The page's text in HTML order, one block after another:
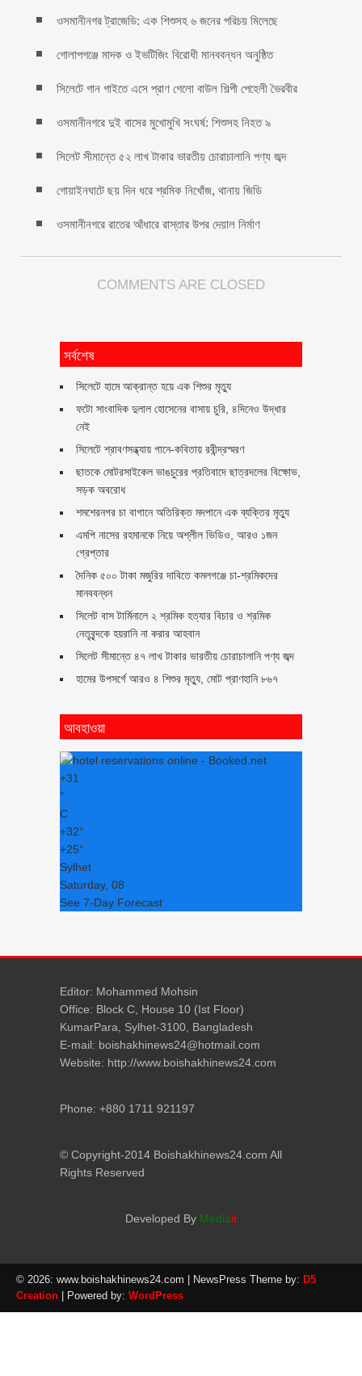
ওসমানীনগর ট্রাজেডি: এক শিশুসহ ৬ জনের পরিচয় মিলেছে
গোলাপগঞ্জে মাদক ও ইভটিজিং বিরোধী মানববন্ধন অনুষ্ঠিত
সিলেটে গান গাইতে এসে প্রাণ গেলো বাউল শিল্পী পেহেলী ভৈরবীর
ওসমানীনগরে দুই বাসের মুখোমুখি সংঘর্ষ: শিশুসহ নিহত ৯
সিলেট সীমান্তে ৫২ লাখ টাকার ভারতীয় চোরাচালানি পণ্য জব্দ
গোয়াইনঘাটে ছয় দিন ধরে শ্রমিক নিখোঁজ, থানায় জিডি
ওসমানীনগরে রাতের আঁধারে রাস্তার উপর দেয়াল নির্মাণ
COMMENTS ARE CLOSED
সর্বশেষ
সিলেটে হামে আক্রান্ত হয়ে এক শিশুর মৃত্যু
ফটো সাংবাদিক দুলাল হোসেনের বাসায় চুরি, ৪দিনেও উদ্ধার
নেই
সিলেটে শ্রাবণসন্ধ্যায় গানে-কবিতায় রবীন্দ্রস্মরণ
ছাতকে মোটরসাইকেল ভাঙচুরের প্রতিবাদে ছাত্রদলের বিক্ষোভ,
সড়ক অবরোধ
শমশেরনগর চা বাগানে অতিরিক্ত মদপানে এক ব্যক্তির মৃত্যু
এমপি নাসের রহমানকে নিয়ে অশ্লীল ভিডিও, আরও ১জন
গ্রেপ্তার
দৈনিক ৫০০ টাকা মজুরির দাবিতে কমলগঞ্জে চা-শ্রমিকদের
মানববন্ধন
সিলেট বাস টার্মিনালে ২ শ্রমিক হত্যার বিচার ও শ্রমিক
নেতৃবৃন্দকে হয়রানি না করার আহবান
সিলেট সীমান্তে ৪৭ লাখ টাকার ভারতীয় চোরাচালানি পণ্য জব্দ
হামের উপসর্গে আরও ৪ শিশুর মৃত্যু, মোট প্রাণহানি ৮৬৭
আবহাওয়া
+31
°
C
+32°
+25°
Sylhet
Saturday, 08
See 7-Day Forecast
Editor: Mohammed Mohsin
Office: Block C, House 10 (Ist Floor)
KumarPara, Sylhet-3100, Bangladesh
E-mail: boishakhinews24@hotmail.com
Website: http://www.boishakhinews24.com
Phone: +880 1711 921197
© Copyright-2014 Boishakhinews24.com All
Rights Reserved
Developed By Mediait
© 2026: www.boishakhinews24.com | NewsPress Theme by: D5
Creation | Powered by: WordPress